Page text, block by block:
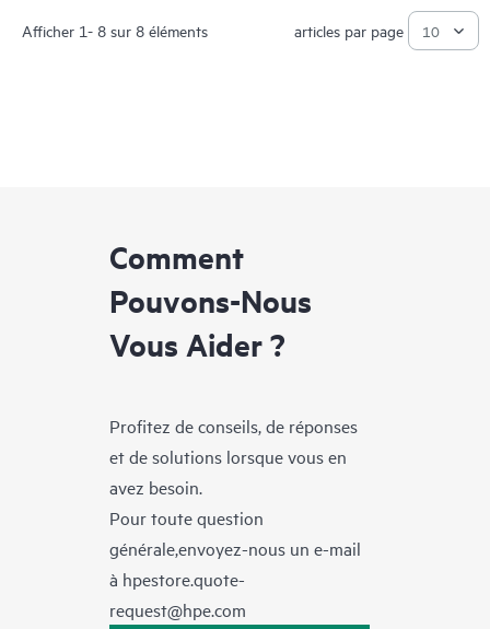
Afficher 1- 8 sur 8 éléments articles par page
Comment
Pouvons-Nous
Vous Aider ?
Profitez de conseils, de réponses
et de solutions lorsque vous en
avez besoin.
Pour toute question
générale,envoyez-nous un e-mail
à hpestore.quote-
request@hpe.com